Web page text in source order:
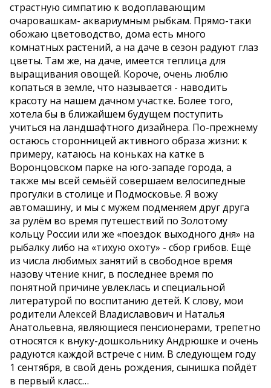
страстную симпатию к водоплавающим
очаровашкам- аквариумным рыбкам. Прямо-таки
обожаю цветоводство, дома есть много
комнатных растений, а на даче в сезон радуют глаз
цветы. Там же, на даче, имеется теплица для
выращивания овощей. Короче, очень люблю
копаться в земле, что называется - наводить
красоту на нашем дачном участке. Более того,
хотела бы в ближайшем будущем поступить
учиться на ландшафтного дизайнера. По-прежнему
остаюсь сторонницей активного образа жизни: к
примеру, катаюсь на коньках на катке в
Воронцовском парке на юго-западе города, а
также мы всей семьёй совершаем велосипедные
прогулки в столице и Подмосковье. Я вожу
автомашину, и мы с мужем подменяем друг друга
за рулём во время путешествий по Золотому
кольцу России или же «поездок выходного дня» на
рыбалку либо на «тихую охоту» - сбор грибов. Ещё
из числа любимых занятий в свободное время
назову чтение книг, в последнее время по
понятной причине увлеклась и специальной
литературой по воспитанию детей. К слову, мои
родители Алексей Владиславович и Наталья
Анатольевна, являющиеся пенсионерами, трепетно
относятся к внуку-дошкольнику Андрюшке и очень
радуются каждой встрече с ним. В следующем году
1 сентября, в свой день рождения, сынишка пойдёт
в первый класс…